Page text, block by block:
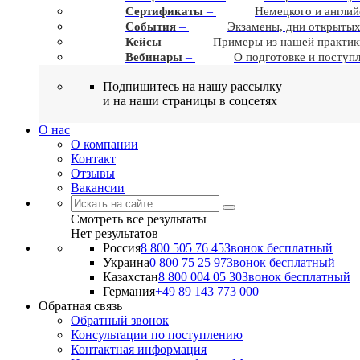
Сертификаты –
Немецкого и
События –
Экзамены, дни
Кейсы –
Примеры из нашей
Вебинары – О подготовке и
Подпишитесь на нашу рассылку
и на наши страницы в соцсетях
О нас
О компании
Контакт
Отзывы
Вакансии
Смотреть все результаты
Нет результатов
Россия8 800 505 76 45Звонок бесплатный
Украина0 800 75 25 97Звонок бесплатный
Казахстан8 800 004 05 30Звонок бесплатный
Германия+49 89 143 773 000
Обратная связь
Обратный звонок
Консультации по поступлению
Контактная информация